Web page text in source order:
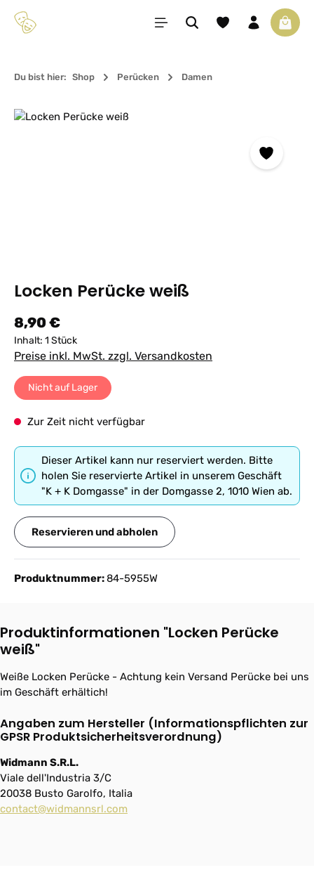
Zum Hauptinhalt springen Du hast 0 Produkte
Du bist hier: Shop Perücken Damen
Bildergalerie überspringen
Locken Perücke weiß
Regulärer Preis:
8,90 €
Inhalt: 1 Stück
Preise inkl. MwSt. zzgl. Versandkosten
Nicht auf Lager
Zur Zeit nicht verfügbar
Dieser Artikel kann nur reserviert werden. Bitte
holen Sie reservierte Artikel in unserem Geschäft
"K + K Domgasse" in der Domgasse 2, 1010 Wien ab.
Reservieren und abholen
Produktnummer:84-5955W
Produktinformationen "Locken Perücke
weiß"
Weiße Locken Perücke - Achtung kein Versand Perücke bei uns
im Geschäft erhältich!
Angaben zum Hersteller (Informationspflichten zur
GPSR Produktsicherheitsverordnung)
Widmann S.R.L.
Viale dell'Industria 3/C
20038 Busto Garolfo, Italia
contact@widmannsrl.com